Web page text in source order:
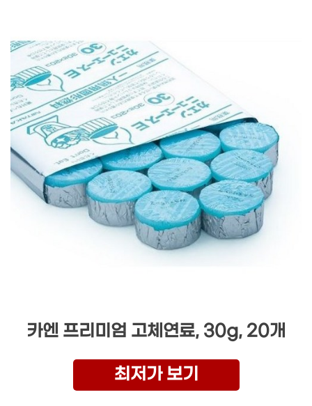
카엔 프리미엄 고체연료, 30g, 20개
최저가 보기